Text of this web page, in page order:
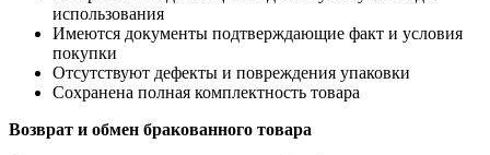
использования
Имеются документы подтверждающие факт и условия
покупки
Отсутствуют дефекты и повреждения упаковки
Сохранена полная комплектность товара
Возврат и обмен бракованного товара